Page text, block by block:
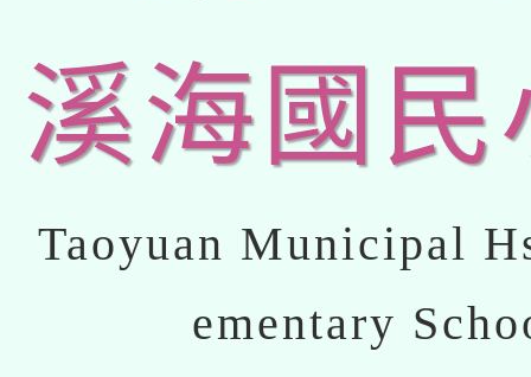
溪海國民
Taoyuan Municipal
ementary